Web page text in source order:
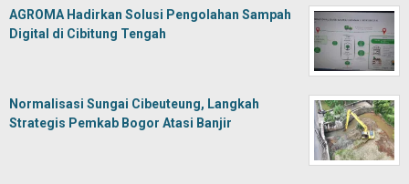
AGROMA Hadirkan Solusi Pengolahan Sampah
Digital di Cibitung Tengah
Normalisasi Sungai Cibeuteung, Langkah
Strategis Pemkab Bogor Atasi Banjir